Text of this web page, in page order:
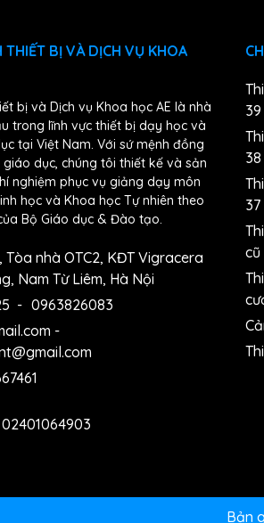
THIẾT BỊ VÀ DỊCH VỤ KHOA
bị và Dịch vụ Khoa học AE là nhà
trong lĩnh vực thiết bị dạy học và
tại Việt Nam. Với sứ mệnh đồng
dục, chúng tôi thiết kế và sản
nghiệm phục vụ giảng dạy môn
học và Khoa học Tự nhiên theo
Bộ Giáo dục & Đào tạo.
Tòa nhà OTC2, KĐT Vigracera
Nam Từ Liêm, Hà Nội
- 0963826083
-
38
cũ
Bản